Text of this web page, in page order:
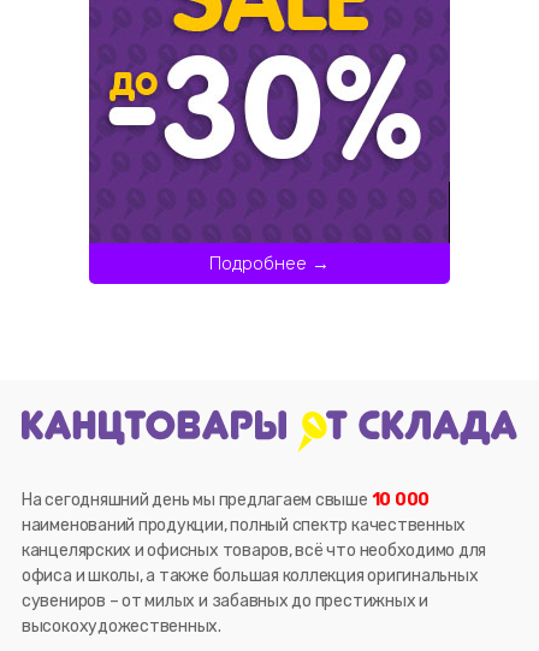
Подробнее →
На сегодняшний день мы предлагаем свыше 10 000
наименований продукции, полный спектр качественных
канцелярских и офисных товаров, всё что необходимо для
офиса и школы, а также большая коллекция оригинальных
сувениров – от милых и забавных до престижных и
высокохудожественных.